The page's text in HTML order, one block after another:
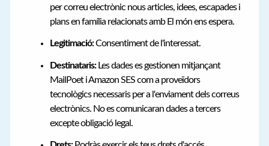
per correu electrònic nous articles, idees, escapades i
plans en família relacionats amb El món ens espera.
Legitimació:Consentiment de l'interessat.
Destinataris:Les dades es gestionen mitjançant
MailPoet i Amazon SES com a proveïdors
tecnològics necessaris per a l'enviament dels correus
electrònics. No es comunicaran dades a tercers
excepte obligació legal.